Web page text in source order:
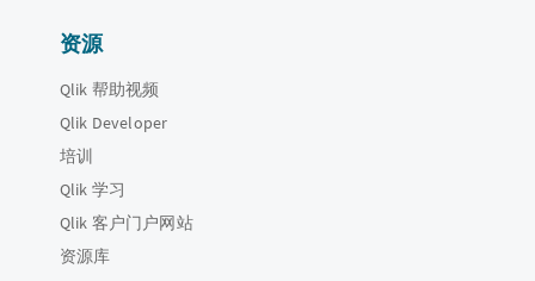
资源
Qlik 帮助视频
Qlik Developer
培训
Qlik 学习
Qlik 客户门户网站
资源库